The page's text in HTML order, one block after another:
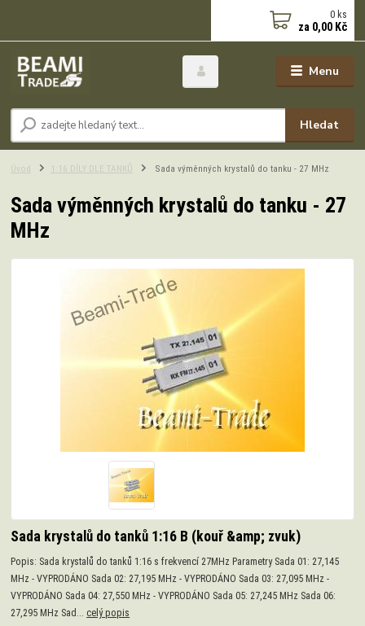
Menu
Hledat
0 ks
za 0,00 Kč
Úvod 1:16 DÍLY DLE TANKŮ Sada výměnných krystalů do tanku - 27 MHz
Sada výměnných krystalů do tanku - 27
MHz
Sada krystalů do tanků 1:16 B (kouř &amp; zvuk)
Popis: Sada krystalů do tanků 1:16 s frekvencí 27MHz Parametry Sada 01: 27,145
MHz - VYPRODÁNO Sada 02: 27,195 MHz - VYPRODÁNO Sada 03: 27,095 MHz -
VYPRODÁNO Sada 04: 27,550 MHz - VYPRODÁNO Sada 05: 27,245 MHz Sada 06:
27,295 MHz Sad... celý popis